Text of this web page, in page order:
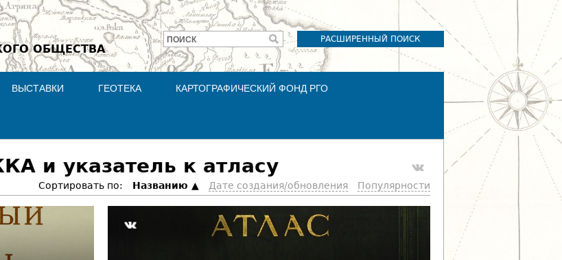
Jump to navigation
ОБЩЕСТВА
РАСШИРЕННЫЙ ПОИСК
Форма
поиска
ПОИСК
ВЫСТАВКИ ГЕОТЕКА КАРТОГРАФИЧЕСКИЙ ФОНД РГО
и указатель к атласу
Сортировать по: Hазванию Дате создания/обновления Популярности